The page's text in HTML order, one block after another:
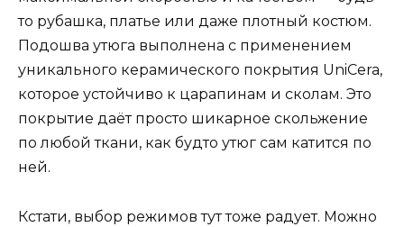
то рубашка, платье или даже плотный костюм.
Подошва утюга выполнена с применением
уникального керамического покрытия UniCera,
которое устойчиво к царапинам и сколам. Это
покрытие даёт просто шикарное скольжение
по любой ткани, как будто утюг сам катится по
ней.
Кстати, выбор режимов тут тоже радует. Можно